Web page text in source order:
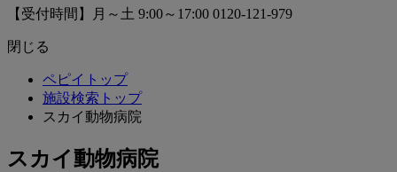
【受付時間】月～土 9:00～17:00 0120-121-979
閉じる
ペピイトップ
施設検索トップ
スカイ動物病院
スカイ動物病院